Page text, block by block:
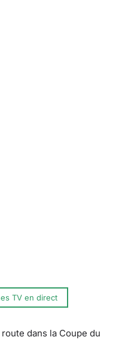
TV en direct
dans la Coupe du